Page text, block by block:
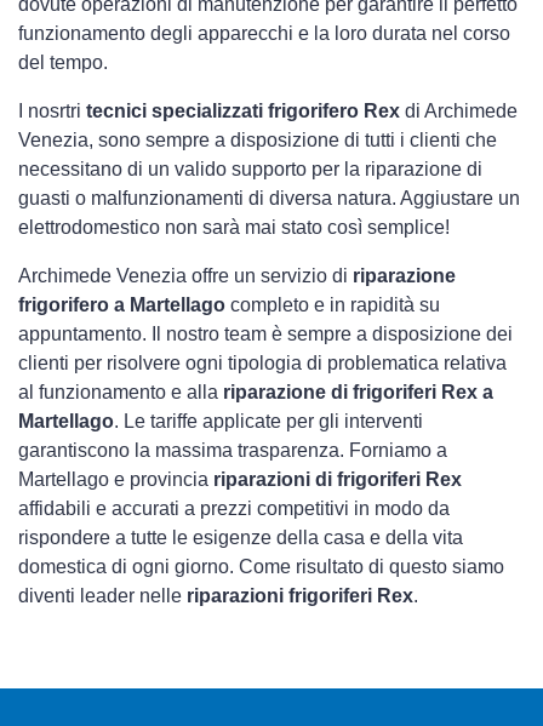
dovute operazioni di manutenzione per garantire il perfetto
funzionamento degli apparecchi e la loro durata nel corso
del tempo.
I nosrtri tecnici specializzati frigorifero Rex di Archimede
Venezia, sono sempre a disposizione di tutti i clienti che
necessitano di un valido supporto per la riparazione di
guasti o malfunzionamenti di diversa natura. Aggiustare un
elettrodomestico non sarà mai stato così semplice!
Archimede Venezia offre un servizio di riparazione
frigorifero a Martellago completo e in rapidità su
appuntamento. Il nostro team è sempre a disposizione dei
clienti per risolvere ogni tipologia di problematica relativa
al funzionamento e alla riparazione di frigoriferi Rex a
Martellago. Le tariffe applicate per gli interventi
garantiscono la massima trasparenza. Forniamo a
Martellago e provincia riparazioni di frigoriferi Rex
affidabili e accurati a prezzi competitivi in modo da
rispondere a tutte le esigenze della casa e della vita
domestica di ogni giorno. Come risultato di questo siamo
diventi leader nelle riparazioni frigoriferi Rex.